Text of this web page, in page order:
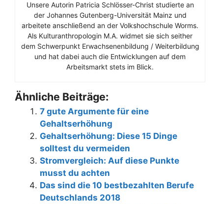
Unsere Autorin Patricia Schlösser-Christ studierte an
der Johannes Gutenberg-Universität Mainz und
arbeitete anschließend an der Volkshochschule Worms.
Als Kulturanthropologin M.A. widmet sie sich seither
dem Schwerpunkt Erwachsenenbildung / Weiterbildung
und hat dabei auch die Entwicklungen auf dem
Arbeitsmarkt stets im Blick.
Ähnliche Beiträge:
7 gute Argumente für eine
Gehaltserhöhung
Gehaltserhöhung: Diese 15 Dinge
solltest du vermeiden
Stromvergleich: Auf diese Punkte
musst du achten
Das sind die 10 bestbezahlten Berufe
Deutschlands 2018